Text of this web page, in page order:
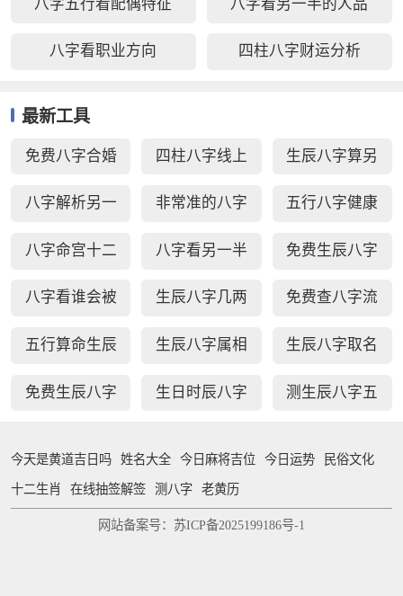
八字五行看配偶特征 八字看另一半的人品
八字看职业方向 四柱八字财运分析
最新工具
免费八字合婚
周易生辰八字
四柱八字线上
排盘
生辰八字算另
一半长相
八字解析另一
半
非常准的八字
日柱秘诀查询
五行八字健康
疾病测算
八字命宫十二
宫断事
八字看另一半
家境能力
免费生辰八字
选车牌号
八字看谁会被
你吸引
生辰八字几两
几钱对照表
免费查八字流
年运势
五行算命生辰
八字测算
生辰八字属相
婚配查询
生辰八字取名
字免费测试
免费生辰八字 生日时辰八字 测生辰八字五
今天是黄道吉日吗 姓名大全 今日麻将吉位 今日运势 民俗文化
十二生肖 在线抽签解签 测八字 老黄历
网站备案号：苏ICP备2025199186号-1